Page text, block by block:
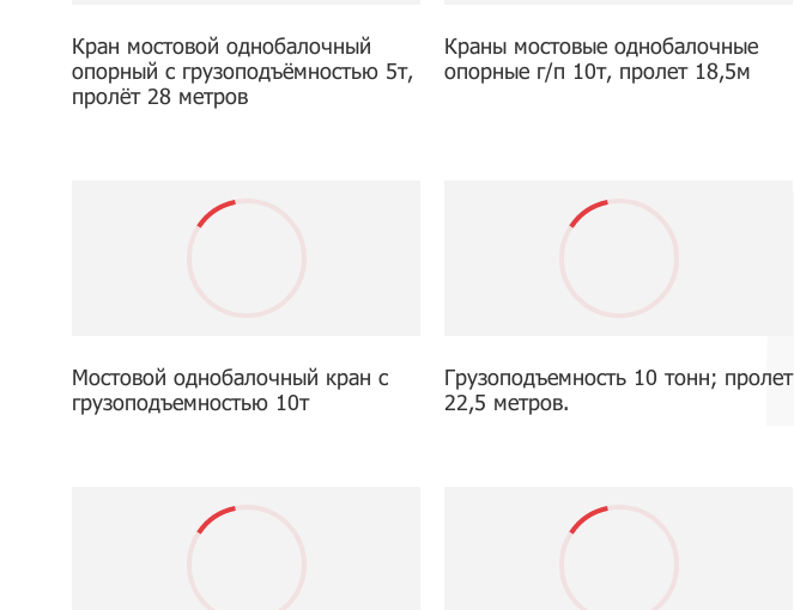
Кран мостовой однобалочный
опорный с грузоподъёмностью 5т,
пролёт 28 метров
Краны мостовые однобалочные
опорные г/п 10т, пролет 18,5м
Мостовой однобалочный кран с
грузоподъемностью 10т
Грузоподъемность 10 тонн; пролет
22,5 метров.